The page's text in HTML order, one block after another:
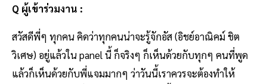
Q ผู้เข้าร่วมงาน :
สวัสดีพี่ๆ ทุกคน คิดว่าทุกคนน่าจะรู้จักอัส (อิชย์อาณิคม์ ชิต
วิเศษ) อยู่แล้วใน panel นี้ ก็จริงๆ ก็เห็นด้วยกับทุกๆ คนที่พูด
แล้วก็เห็นด้วยกับพี่แจมมากๆ ว่าวันนี้เราควรจะต้องทำให้